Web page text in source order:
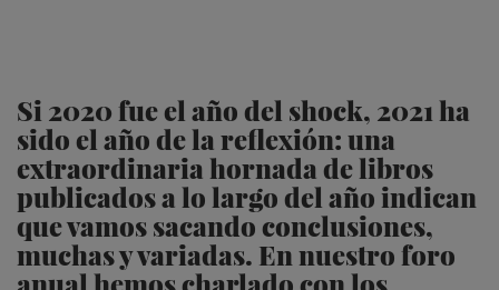
Si 2020 fue el año del shock, 2021 ha
sido el año de la reflexión: una
extraordinaria hornada de libros
publicados a lo largo del año indican
que vamos sacando conclusiones,
muchas y variadas. En nuestro foro